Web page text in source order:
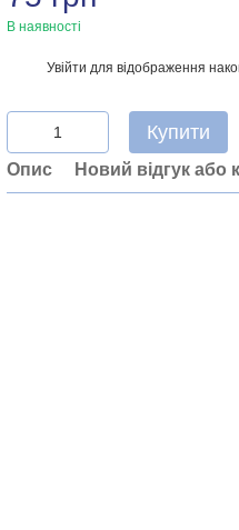
В наявності
Увійти для відображення
Купити
Опис Новий відгук або